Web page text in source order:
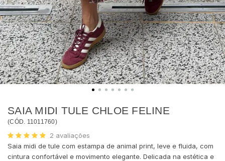
SAIA MIDI TULE CHLOE FELINE
(CÓD. 11011760)
2 avaliações
Saia midi de tule com estampa de animal print, leve e fluida, com
cintura confortável e movimento elegante. Delicada na estética e